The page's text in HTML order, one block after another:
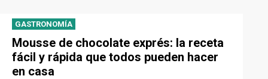
GASTRONOMÍA
Mousse de chocolate exprés: la receta
fácil y rápida que todos pueden hacer
en casa